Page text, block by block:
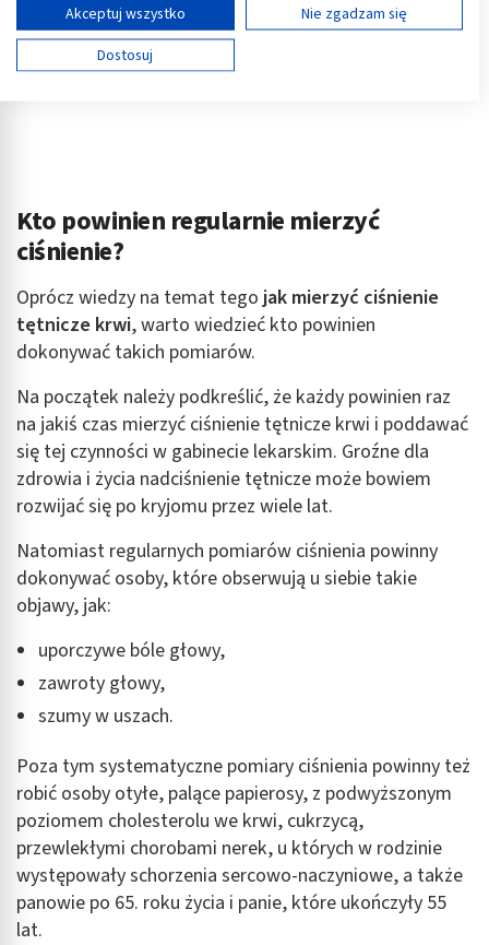
Kto powinien regularnie mierzyć
ciśnienie?
Oprócz wiedzy na temat tego jak mierzyć ciśnienie
tętnicze krwi, warto wiedzieć kto powinien
dokonywać takich pomiarów.
Na początek należy podkreślić, że każdy powinien raz
na jakiś czas mierzyć ciśnienie tętnicze krwi i poddawać
się tej czynności w gabinecie lekarskim. Groźne dla
zdrowia i życia nadciśnienie tętnicze może bowiem
rozwijać się po kryjomu przez wiele lat.
Natomiast regularnych pomiarów ciśnienia powinny
dokonywać osoby, które obserwują u siebie takie
objawy, jak:
uporczywe bóle głowy,
zawroty głowy,
szumy w uszach.
Poza tym systematyczne pomiary ciśnienia powinny też
robić osoby otyłe, palące papierosy, z podwyższonym
poziomem cholesterolu we krwi, cukrzycą,
przewlekłymi chorobami nerek, u których w rodzinie
występowały schorzenia sercowo-naczyniowe, a także
panowie po 65. roku życia i panie, które ukończyły 55
lat.
Wyświetl listę partnerów (11 dostawców IAB)
Używamy Twoich danych w następujących celach:
Cele przetwarzania IAB:
Tworzenie profili w celu spersonalizowanych
reklam
Wykorzystanie profili do wyboru
spersonalizowanych reklam
Tworzenie profili w celu personalizacji treści
Wykorzystywanie profili w celu doboru
spersonalizowanych treści
Pomiar efektywności reklam
Pomiar efektywności treści
Rozumienie odbiorców dzięki statystyce lub
kombinacji danych z różnych źródeł
Rozwój i ulepszanie usług
Wykorzystywanie ograniczonych danych do
wyboru treści
Funkcje specjalne IAB:
Identyfikowanie urządzeń na podstawie
aktywnie żądanych informacji
Cele przetwarzania inne niż IAB:
Niezbędne
Wydajność (Performance)
Akceptuj wszystko
Nie zgadzam się
Dostosuj